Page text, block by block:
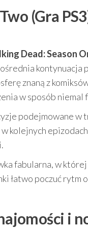
(Gra
Dead: Season
znaną z
w sposób niemal
podejmowane
kolejnych
fabularna, w
łatwo poczuć
i